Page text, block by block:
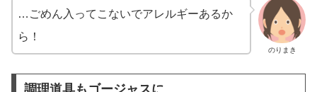
のりまき
…ごめん入ってこないでアレルギーあるか
ら！